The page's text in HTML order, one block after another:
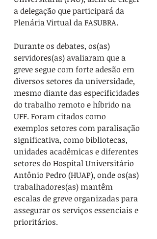
a delegação que participará da
Plenária Virtual da FASUBRA.
Durante os debates, os(as)
servidores(as) avaliaram que a
greve segue com forte adesão em
diversos setores da universidade,
mesmo diante das especificidades
do trabalho remoto e híbrido na
UFF. Foram citados como
exemplos setores com paralisação
significativa, como bibliotecas,
unidades acadêmicas e diferentes
setores do Hospital Universitário
Antônio Pedro (HUAP), onde os(as)
trabalhadores(as) mantêm
escalas de greve organizadas para
assegurar os serviços essenciais e
prioritários.